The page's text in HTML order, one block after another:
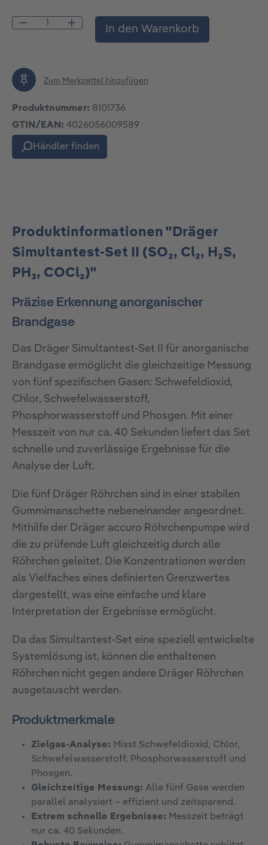
Produkt Anzahl: Gib den gewünschten
In den Warenkorb
Zum Merkzettel hinzufügen
Produktnummer: 8101736
GTIN/EAN: 4026056009589
Händler finden
Produktinformationen "Dräger
Simultantest-Set II (SO₂, Cl₂, H₂S,
PH₃, COCl₂)"
Präzise Erkennung anorganischer
Brandgase
Das Dräger Simultantest-Set II für anorganische
Brandgase ermöglicht die gleichzeitige Messung
von fünf spezifischen Gasen: Schwefeldioxid,
Chlor, Schwefelwasserstoff,
Phosphorwasserstoff und Phosgen. Mit einer
Messzeit von nur ca. 40 Sekunden liefert das Set
schnelle und zuverlässige Ergebnisse für die
Analyse der Luft.
Die fünf Dräger Röhrchen sind in einer stabilen
Gummimanschette nebeneinander angeordnet.
Mithilfe der Dräger accuro Röhrchenpumpe wird
die zu prüfende Luft gleichzeitig durch alle
Röhrchen geleitet. Die Konzentrationen werden
als Vielfaches eines definierten Grenzwertes
dargestellt, was eine einfache und klare
Interpretation der Ergebnisse ermöglicht.
Da das Simultantest-Set eine speziell entwickelte
Systemlösung ist, können die enthaltenen
Röhrchen nicht gegen andere Dräger Röhrchen
ausgetauscht werden.
Produktmerkmale
Zielgas-Analyse: Misst Schwefeldioxid, Chlor,
Schwefelwasserstoff, Phosphorwasserstoff und
Phosgen.
Gleichzeitige Messung: Alle fünf Gase werden
parallel analysiert – effizient und zeitsparend.
Extrem schnelle Ergebnisse: Messzeit beträgt
nur ca. 40 Sekunden.